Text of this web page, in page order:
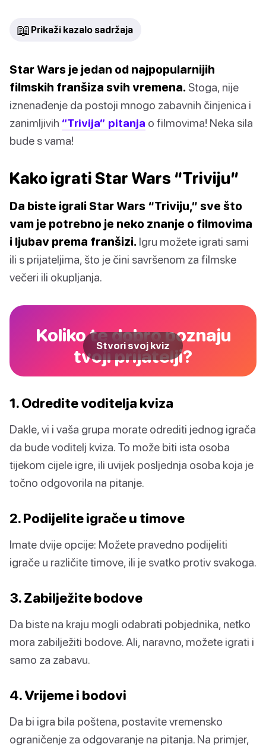
📖 Prikaži kazalo sadržaja
Star Wars je jedan od najpopularnijih
filmskih franšiza svih vremena. Stoga, nije
iznenađenje da postoji mnogo zabavnih činjenica i
zanimljivih “Trivija” pitanja o filmovima! Neka sila
bude s vama!
Kako igrati Star Wars “Triviju”
Da biste igrali Star Wars “Triviju,” sve što
vam je potrebno je neko znanje o filmovima
i ljubav prema franšizi. Igru možete igrati sami
ili s prijateljima, što je čini savršenom za filmske
večeri ili okupljanja.
Koliko te dobro poznaju
tvoji prijatelji?
Stvori svoj kviz
1. Odredite voditelja kviza
Dakle, vi i vaša grupa morate odrediti jednog igrača
da bude voditelj kviza. To može biti ista osoba
tijekom cijele igre, ili uvijek posljednja osoba koja je
točno odgovorila na pitanje.
2. Podijelite igrače u timove
Imate dvije opcije: Možete pravedno podijeliti
igrače u različite timove, ili je svatko protiv svakoga.
3. Zabilježite bodove
Da biste na kraju mogli odabrati pobjednika, netko
mora zabilježiti bodove. Ali, naravno, možete igrati i
samo za zabavu.
4. Vrijeme i bodovi
Da bi igra bila poštena, postavite vremensko
ograničenje za odgovaranje na pitanja. Na primjer,